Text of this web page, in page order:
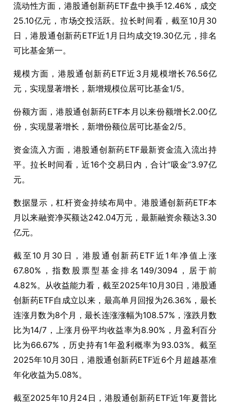
流动性方面，港股通创新药ETF盘中换手12.46% ，成交
25.10亿元，市场交投活跃。拉长时间看，截至10月 30
日，港股通创新药ETF近1 月日均成交19.30亿元，排名
可比基金第一。
规模方面，港股通创新药ETF近 3 月规模增长76.56亿
元，实现显著增长，新增规模位居可比基金1/5。
份额方面，港股通创新药ETF本月以来份额增长2.00亿
份，实现显著增长，新增份额位居可比基金2/5。
资金流入方面，港股通创新药ETF最新资金流入流出持
平。拉长时间看，近16个交易日内，合计“吸金”3.97亿
元。
数据显示，杠杆资金持续布局中。港股通创新药ETF本
月以来融资净买额达242.04万元，最新融资余额达3.30
亿元。
截至 10 月 30 日，港股通创新药ETF近 1 年净值上涨
67.80% ，指数股票型基金排名 149/3094 ，居于前
4.82%。从收益能力看，截至2025年10月 30日，港股通
创新药ETF自成立以来，最高单月回报为26.36% ，最长
连涨月数为8个月，最长连涨涨幅为108.57% ，涨跌月数
比为14/7 ，上涨月份平均收益率为8.90% ，月盈利百分
比为66.67% ，历史持有1年盈利概率为 93.03%。截至
2025年10月 30日，港股通创新药ETF近6个月超越基准
年化收益为5.08%。
截至2025年10 月 24日，港股通创新药ETF近1年夏普比